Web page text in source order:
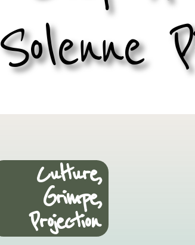
Solenne
Culture,
Grimpe,
Projection